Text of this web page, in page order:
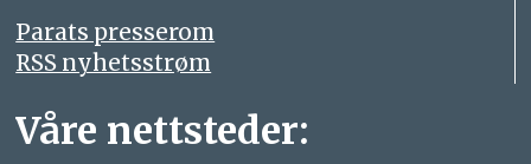
Parats presserom
RSS nyhetsstrøm
Våre nettsteder: